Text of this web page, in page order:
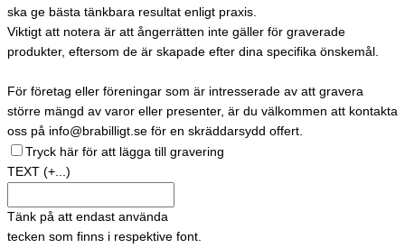
ska ge bästa tänkbara resultat enligt praxis.
Viktigt att notera är att ångerrätten inte gäller för graverade
produkter, eftersom de är skapade efter dina specifika önskemål.
För företag eller föreningar som är intresserade av att gravera
större mängd av varor eller presenter, är du välkommen att kontakta
oss på info@brabilligt.se för en skräddarsydd offert.
Tryck här för att lägga till gravering
TEXT (+...)
Tänk på att endast använda
tecken som finns i respektive font.